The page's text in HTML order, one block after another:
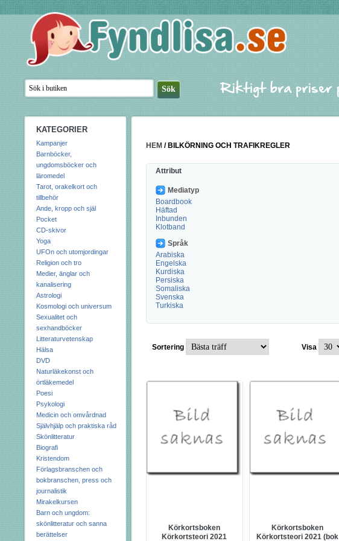
KATEGORIER
Kampanjer
Barnböcker,
ungdomsböcker och
läromedel
Tarot, orakelkort och
tillbehör
Ande, kropp och själ
Pocket
CD-skivor
Yoga
UFOn och utomjordingar
Religion och tro
Medier, änglar och
kanalisering
Astrologi
Kosmologi och universum
Sexualitet och
sexhandböcker
Litteraturvetenskap
Hälsa
DVD
Naturläkekonst och
örtläkemedel
Poesi
Psykologi
Medicin och omvårdnad
Självhjälp och praktiska råd
Skönlitteratur
Biografi
Kristendom
Förlagsbranschen och
bokbranschen, press och
journalistik
Mirakelkursen
Barn och ungdom:
skönlitteratur och sanna
berättelser
HEM / BILKÖRNING OCH TRAFIKREGLER
Attribut
Mediatyp
Boardbook
Häftad
Inbunden
Klotband
Språk
Arabiska
Engelska
Kurdiska
Persiska
Somaliska
Svenska
Turkiska
Sortering Visa
Körkortsboken
Körkortsteori 2021
Körkortsboken
Körkortsteori 2021 (bok